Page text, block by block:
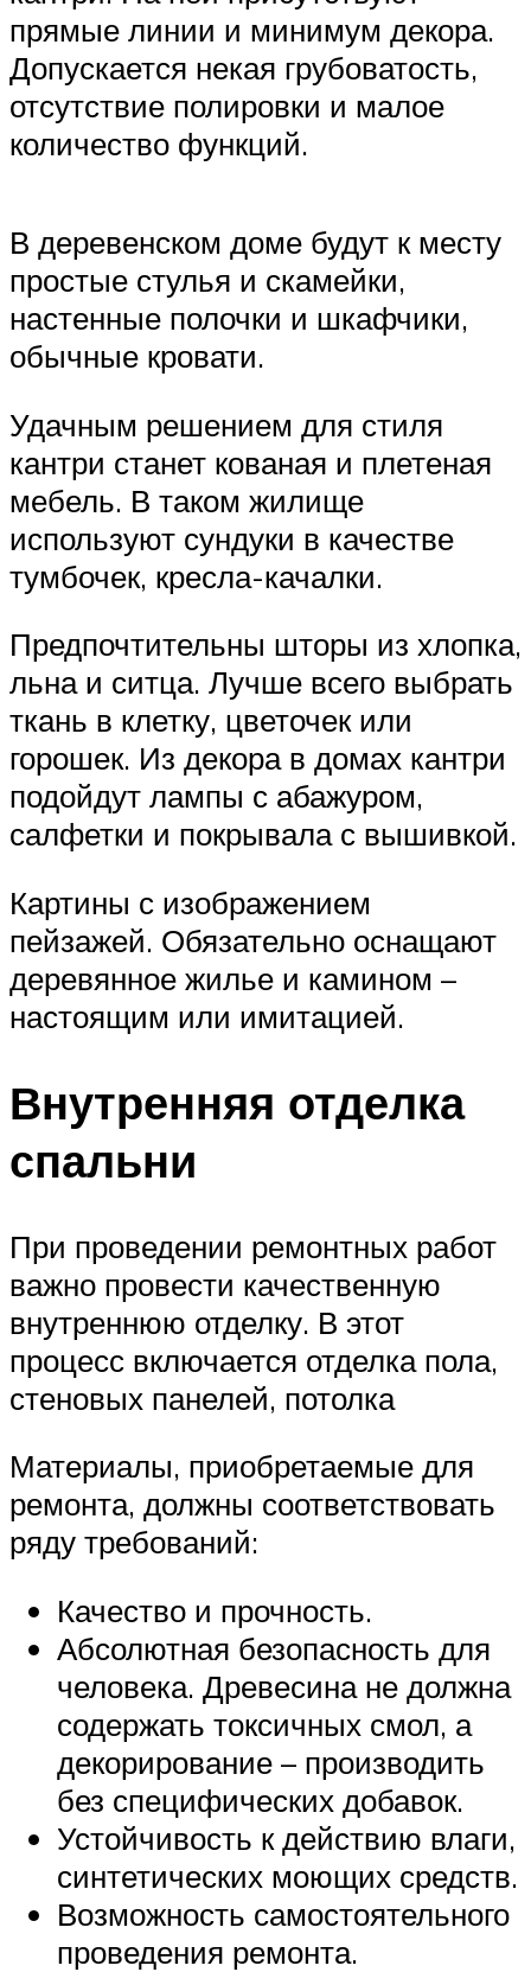
прямые линии и минимум декора.
Допускается некая грубоватость,
отсутствие полировки и малое
количество функций.
В деревенском доме будут к месту
простые стулья и скамейки,
настенные полочки и шкафчики,
обычные кровати.
Удачным решением для стиля
кантри станет кованая и плетеная
мебель. В таком жилище
используют сундуки в качестве
тумбочек, кресла-качалки.
Предпочтительны шторы из хлопка,
льна и ситца. Лучше всего выбрать
ткань в клетку, цветочек или
горошек. Из декора в домах кантри
подойдут лампы с абажуром,
салфетки и покрывала с вышивкой.
Картины с изображением
пейзажей. Обязательно оснащают
деревянное жилье и камином –
настоящим или имитацией.
Внутренняя отделка
спальни
При проведении ремонтных работ
важно провести качественную
внутреннюю отделку. В этот
процесс включается отделка пола,
стеновых панелей, потолка
Материалы, приобретаемые для
ремонта, должны соответствовать
ряду требований:
Качество и прочность.
Абсолютная безопасность для
человека. Древесина не должна
содержать токсичных смол, а
декорирование – производить
без специфических добавок.
Устойчивость к действию влаги,
синтетических моющих средств.
Возможность самостоятельного
проведения ремонта.